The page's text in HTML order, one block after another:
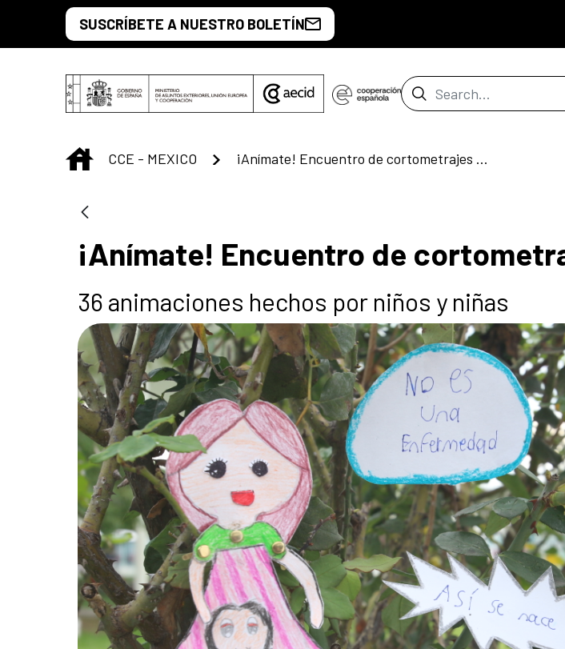
Skip to Main ContentSUSCRÍBETE A NUESTRO BOLETÍN
Search Bar
INICIO
CCE - MEXICO ¡Anímate! Encuentro de cortometrajes en Jalisco
¡Anímate! Encuentro de
36 animaciones hechos por niños y niñas